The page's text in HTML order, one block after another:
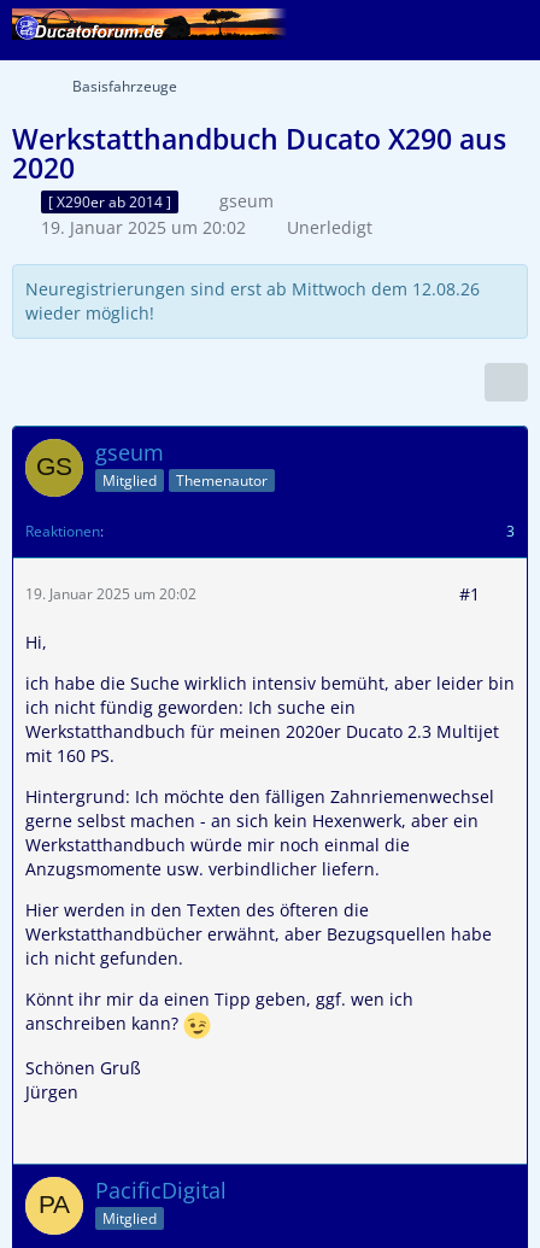
Basisfahrzeuge
Werkstatthandbuch Ducato X290 aus
2020
[ X290er ab 2014 ]
gseum
19. Januar 2025 um 20:02
Unerledigt
Neuregistrierungen sind erst ab Mittwoch dem 12.08.26
wieder möglich!
gseum
Mitglied Themenautor
Reaktionen 3
19. Januar 2025 um 20:02 #1
Hi,
ich habe die Suche wirklich intensiv bemüht, aber leider bin
ich nicht fündig geworden: Ich suche ein
Werkstatthandbuch für meinen 2020er Ducato 2.3 Multijet
mit 160 PS.
Hintergrund: Ich möchte den fälligen Zahnriemenwechsel
gerne selbst machen - an sich kein Hexenwerk, aber ein
Werkstatthandbuch würde mir noch einmal die
Anzugsmomente usw. verbindlicher liefern.
Hier werden in den Texten des öfteren die
Werkstatthandbücher erwähnt, aber Bezugsquellen habe
ich nicht gefunden.
Könnt ihr mir da einen Tipp geben, ggf. wen ich
anschreiben kann?
Schönen Gruß
Jürgen
PacificDigital
Mitglied